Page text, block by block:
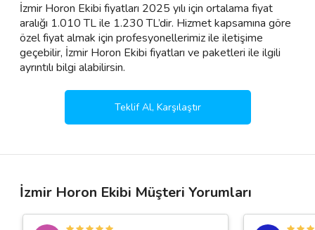
İzmir Horon Ekibi fiyatları 2025 yılı için ortalama fiyat
aralığı 1.010 TL ile 1.230 TL’dir. Hizmet kapsamına göre
özel fiyat almak için profesyonellerimiz ile iletişime
geçebilir, İzmir Horon Ekibi fiyatları ve paketleri ile ilgili
ayrıntılı bilgi alabilirsin.
Teklif Al, Karşılaştır
İzmir Horon Ekibi Müşteri Yorumları